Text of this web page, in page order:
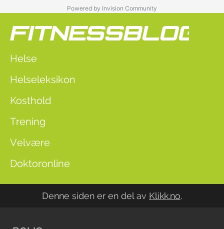
Powered by Invision Community
Helse
Helseleksikon
Kosthold
Trening
Velvære
Doktoronline
Denne siden er en del av Klikk.no.